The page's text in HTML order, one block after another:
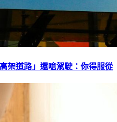
架道路」還嗆駕駛：你得服從